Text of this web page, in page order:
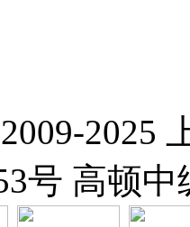
2025
号 高顿